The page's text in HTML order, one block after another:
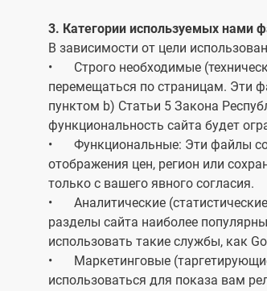
Принимая
3. Категории используемых нами
В зависимости от цели
•
Строго необходимые
перемещаться по страницам. Эти
пунктом b) Статьи 5 Закона
функциональность сайта будет
•
Функциональные: Эти файлы
отображения цен, регион или
только с вашего явного согласия.
•
Аналитические
разделы сайта наиболее
использовать такие службы, как
•
Маркетинговые
использоваться для показа вам